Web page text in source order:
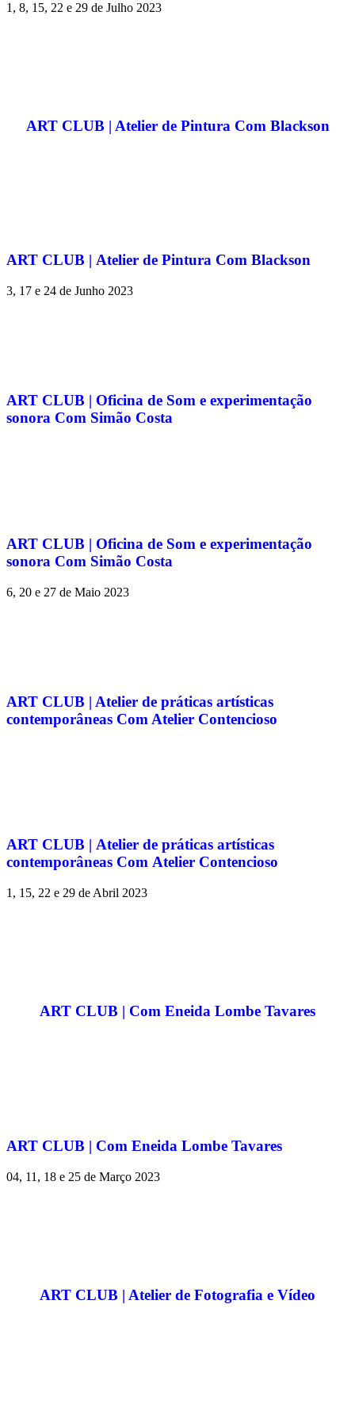
1, 8, 15, 22 e 29 de Julho 2023
ART CLUB | Atelier de Pintura Com Blackson
ART CLUB | Atelier de Pintura Com Blackson
3, 17 e 24 de Junho 2023
ART CLUB | Oficina de Som e experimentação
sonora Com Simão Costa
ART CLUB | Oficina de Som e experimentação
sonora Com Simão Costa
6, 20 e 27 de Maio 2023
ART CLUB | Atelier de práticas artísticas
contemporâneas Com Atelier Contencioso
ART CLUB | Atelier de práticas artísticas
contemporâneas Com Atelier Contencioso
1, 15, 22 e 29 de Abril 2023
ART CLUB | Com Eneida Lombe Tavares
ART CLUB | Com Eneida Lombe Tavares
04, 11, 18 e 25 de Março 2023
ART CLUB | Atelier de Fotografia e Vídeo